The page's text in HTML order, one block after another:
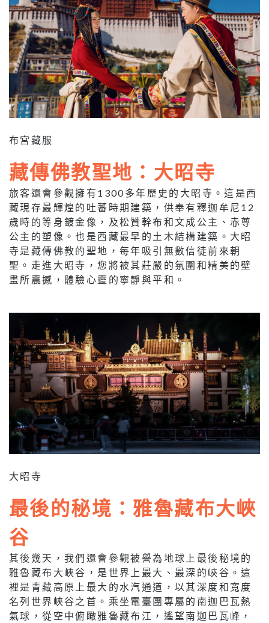
布宮藏服
藏傳佛教聖地：大昭寺
旅客還會參觀擁有1300多年歷史的大昭寺。這是西
藏現存最輝煌的吐蕃時期建築，供奉有釋迦牟尼12
歲時的等身鍍金像，及松贊幹布和文成公主、赤尊
公主的塑像。也是西藏最早的土木結構建築。大昭
寺是藏傳佛教的聖地，每年吸引無數信徒前來朝
聖。走進大昭寺，您將被其莊嚴的氛圍和精美的壁
畫所震撼，體驗心靈的寧靜與平和。
大昭寺
最後的秘境：雅魯藏布大峽
谷
其後幾天，我們還會參觀被譽為地球上最後秘境的
雅魯藏布大峽谷，是世界上最大、最深的峽谷。這
裡是青藏高原上最大的水汽通道，以其深度和寬度
名列世界峽谷之首。乘坐電臺團專屬的南迦巴瓦熱
氣球，從空中俯瞰雅魯藏布江，遙望南迦巴瓦峰，